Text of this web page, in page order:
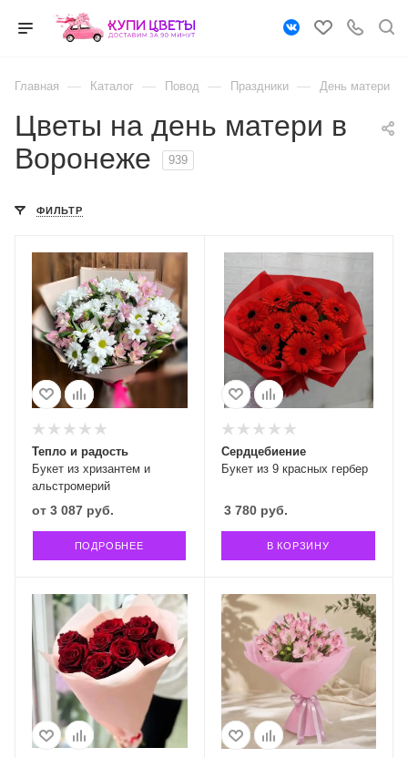
Главная — Каталог — Повод — Праздники — День матери
Цветы на день матери в
Воронеже
939
ФИЛЬТР
Букет из хризантем и
альстромерий
Тепло и радость
от 3 087 руб.
ПОДРОБНЕЕ
Букет из 9 красных гербер
Сердцебиение
3 780руб.
В КОРЗИНУ